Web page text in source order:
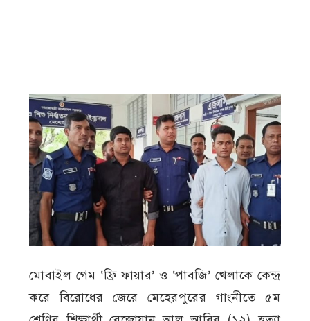
মোবাইল গেম ‘ফ্রি ফায়ার’ ও ‘পাবজি’ খেলাকে কেন্দ্র
করে বিরোধের জেরে মেহেরপুরের গাংনীতে ৫ম